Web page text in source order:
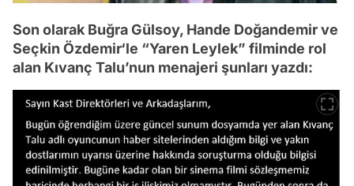
Son olarak Buğra Gülsoy, Hande Doğandemir ve
Seçkin Özdemir‘le “Yaren Leylek” filminde rol
alan Kıvanç Talu’nun menajeri şunları yazdı: